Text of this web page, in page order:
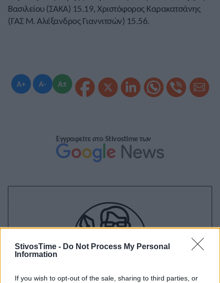
StivosTime - Do Not Process My Personal
Information
If you wish to opt-out of the sale, sharing to third parties, or
A+ A- A±
Βασιλείου (ΣΑΚΑ) 15.19, Χριστόφορος Καρακατσάνης
(ΓΑΣ Μ. Αλέξανδρος Γιαννιτσών) 15.56.
Εγγραφείτε στο Stivostime των